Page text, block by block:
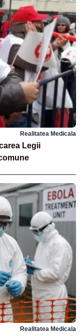
Realitatea Medicala
Legii
Realitatea Medicala